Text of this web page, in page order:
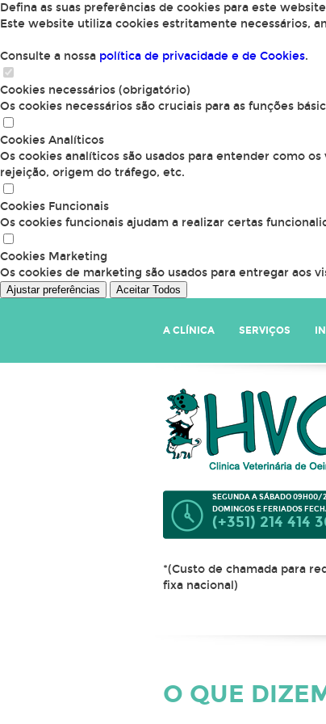
Defina as suas preferências de cookies para este
Este website utiliza cookies estritamente necessários,
Consulte a nossa política de privacidade e de Cookies.
Cookies necessários (obrigatório)
Os cookies necessários são cruciais para as funções
Cookies Analíticos
Os cookies analíticos são usados para entender como
rejeição, origem do tráfego, etc.
Cookies Funcionais
Os cookies funcionais ajudam a realizar certas
Cookies Marketing
Os cookies de marketing são usados para entregar aos
Ajustar preferências Aceitar Todos
A CLÍNICA SERVIÇOS
SEGUNDA A SÁBADO 09H00/
DOMINGOS E FERIADOS
(+351) 214 414
*(Custo de chamada para
fixa nacional)
O QUE